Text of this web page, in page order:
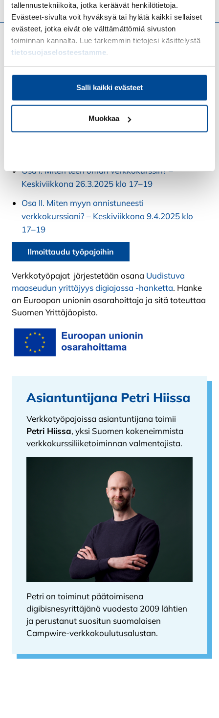
tallennustekniikoita, jotka keräävät henkilötietoja.
Evästeet-sivulta voit hyväksyä tai hylätä kaikki sellaiset
evästeet, jotka eivät ole välttämättömiä sivuston
toiminnan kannalta. Lue tarkemmin tietojesi käsittelystä
tietosuojaselosteestamme.
Salli kaikki evästeet
Muokkaa
Verkkovalmennusyrittäjä
Tule mukaan valmennukseen!
Jos oman verkkokurssibisneksen
käynnistäminen kiinnostaa sinua, tule
mukaan maksuttomiin verkkotyöpajoihin!
Saat vinkkejä ja tietoa
verkkokurssibisneksesi käynnistämiseen
Osa I. Miten teen oman verkkokurssin? –
Keskiviikkona 26.3.2025 klo 17–19
Osa II. Miten myyn onnistuneesti
verkkokurssiani? – Keskiviikkona 9.4.2025 klo
17–19
Ilmoittaudu työpajoihin
Verkkotyöpajat järjestetään osana Uudistuva
maaseudun yrittäjyys digiajassa -hanketta. Hanke
on Euroopan unionin osarahoittaja ja sitä toteuttaa
Suomen Yrittäjäopisto.
Asiantuntijana Petri Hiissa
Verkkotyöpajoissa asiantuntijana toimii
Petri Hiissa, yksi Suomen kokeneimmista
verkkokurssiliiketoiminnan valmentajista.
Petri on toiminut päätoimisena
digibisnesyrittäjänä vuodesta 2009 lähtien
ja perustanut suositun suomalaisen
Campwire-verkkokoulutusalustan.